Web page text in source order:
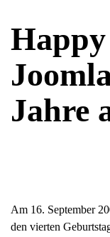
Jahre
Am 16. September
den vierten